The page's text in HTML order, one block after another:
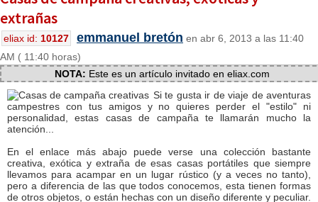
extrañas
eliax id: 10127 emmanuel bretón en abr 6, 2013 a las 11:40
AM ( 11:40 horas)
NOTA: Este es un artículo invitado en eliax.com
Si te gusta ir de viaje de aventuras
campestres con tus amigos y no quieres perder el "estilo" ni
personalidad, estas casas de campaña te llamarán mucho la
atención...
En el enlace más abajo puede verse una colección bastante
creativa, exótica y extraña de esas casas portátiles que siempre
llevamos para acampar en un lugar rústico (y a veces no tanto),
pero a diferencia de las que todos conocemos, esta tienen formas
de otros objetos, o están hechas con un diseño diferente y peculiar.